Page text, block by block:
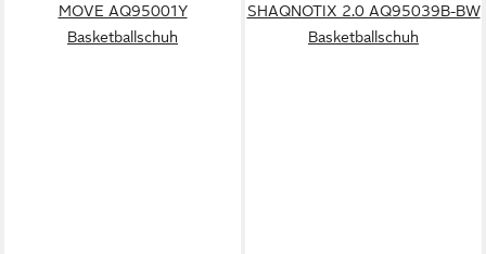
MOVE AQ95001Y
Basketballschuh
SHAQNOTIX 2.0 AQ95039B-BW
Basketballschuh